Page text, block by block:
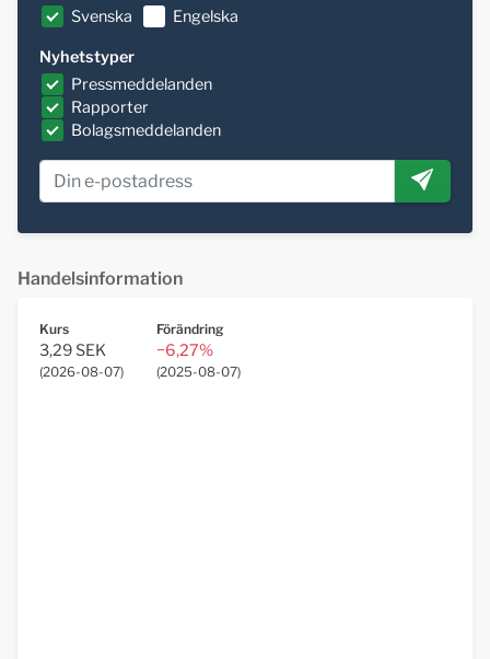
Svenska
Engelska
Nyhetstyper
Pressmeddelanden
Rapporter
Bolagsmeddelanden
Handelsinformation
Kurs
3,29 SEK
(2026-08-07)
Förändring
−6,27%
(2025-08-07)